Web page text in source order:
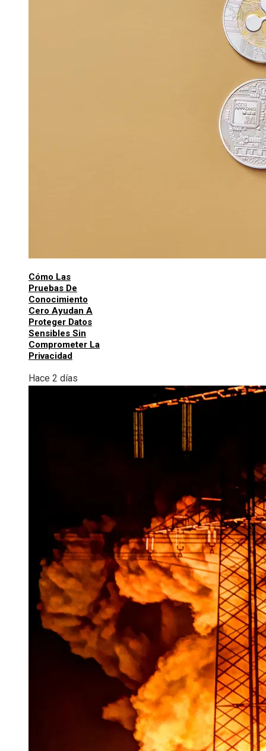
Cómo Las
Pruebas De
Conocimiento
Cero Ayudan A
Proteger Datos
Sensibles Sin
Comprometer La
Privacidad
Hace 2 días